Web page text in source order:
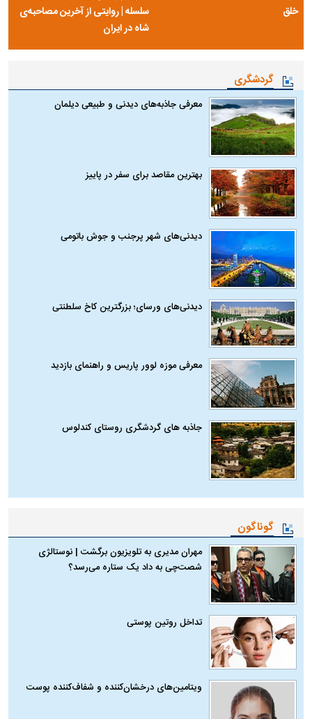
خلق
سلسله | روایتی از آخرین مصاحبه‌ی
شاه در ایران
گردشگری
معرفی جاذبه‌های دیدنی و طبیعی دیلمان
بهترین مقاصد برای سفر در پاییز
دیدنی‌های شهر پرجنب و جوش باتومی
دیدنی‌های ورسای؛ بزرگترین کاخ سلطنتی
معرفی موزه لوور پاریس و راهنمای بازدید
جاذبه های گردشگری روستای کندلوس
گوناگون
مهران مدیری به تلویزیون برگشت | نوستالژی
شصت‌چی به داد یک ستاره می‌رسد؟
تداخل روتین پوستی
ویتامین‌های درخشان‌کننده و شفاف‌کننده پوست